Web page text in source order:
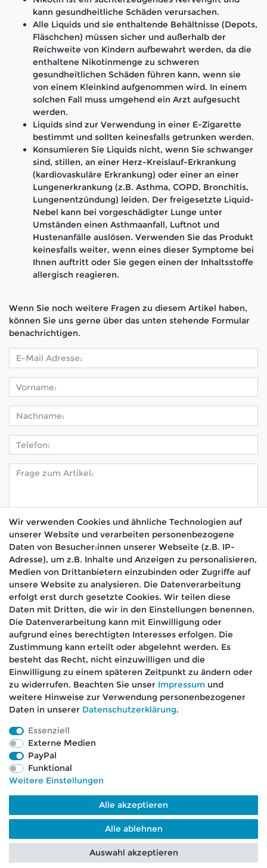
kann gesundheitliche Schäden verursachen.
Alle Liquids und sie enthaltende Behältnisse (Depots,
Fläschchen) müssen sicher und außerhalb der
Reichweite von Kindern aufbewahrt werden, da die
enthaltene Nikotinmenge zu schweren
gesundheitlichen Schäden führen kann, wenn sie
von einem Kleinkind aufgenommen wird. In einem
solchen Fall muss umgehend ein Arzt aufgesucht
werden.
Liquids sind zur Verwendung in einer E-Zigarette
bestimmt und sollten keinesfalls getrunken werden.
Konsumieren Sie Liquids nicht, wenn Sie schwanger
sind, stillen, an einer Herz-Kreislauf-Erkrankung
(kardiovaskuläre Erkrankung) oder einer an einer
Lungenerkrankung (z.B. Asthma, COPD, Bronchitis,
Lungenentzündung) leiden. Der freigesetzte Liquid-
Nebel kann bei vorgeschädigter Lunge unter
Umständen einen Asthmaanfall, Luftnot und
Hustenanfälle auslösen. Verwenden Sie das Produkt
keinesfalls weiter, wenn eines dieser Symptome bei
Ihnen auftritt oder Sie gegen einen der Inhaltsstoffe
allergisch reagieren.
Wenn Sie noch weitere Fragen zu diesem Artikel haben,
können Sie uns gerne über das unten stehende Formular
benachrichtigen.
Hiermit bestätige ich, dass ich dieDaten­schutz­
erklärung gelesen habe. *
Absenden
🚚 Schneller Versand
📦 Kostenloser Versand ab 75 €
📞 Kostenlose Beratung per Telefon &
WhatsApp
Impressum
Barrierefreiheitserklärung
VERTRAG WIDERRUFEN Kontakt
Wir verwenden Cookies und ähnliche Technologien auf
unserer Website und verarbeiten personenbezogene
Daten von Besucher:innen unserer Webseite (z.B. IP-
Adresse), um z.B. Inhalte und Anzeigen zu personalisieren,
Medien von Drittanbietern einzubinden oder Zugriffe auf
unsere Website zu analysieren. Die Datenverarbeitung
erfolgt erst durch gesetzte Cookies. Wir teilen diese
Daten mit Dritten, die wir in den Einstellungen benennen.
Die Datenverarbeitung kann mit Einwilligung oder
aufgrund eines berechtigten Interesses erfolgen. Die
Zustimmung kann erteilt oder abgelehnt werden. Es
besteht das Recht, nicht einzuwilligen und die
Einwilligung zu einem späteren Zeitpunkt zu ändern oder
zu widerrufen. Beachten Sie unser Impressum und
weitere Hinweise zur Verwendung personenbezogener
Daten in unserer Daten­schutz­erklärung.
Essenziell
Externe Medien
PayPal
Funktional
Weitere Einstellungen
Alle akzeptieren
Alle ablehnen
Auswahl akzeptieren